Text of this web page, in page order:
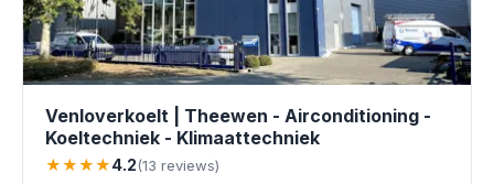
Venloverkoelt | Theewen - Airconditioning -
Koeltechniek - Klimaattechniek
★★★★4.2(13 reviews)